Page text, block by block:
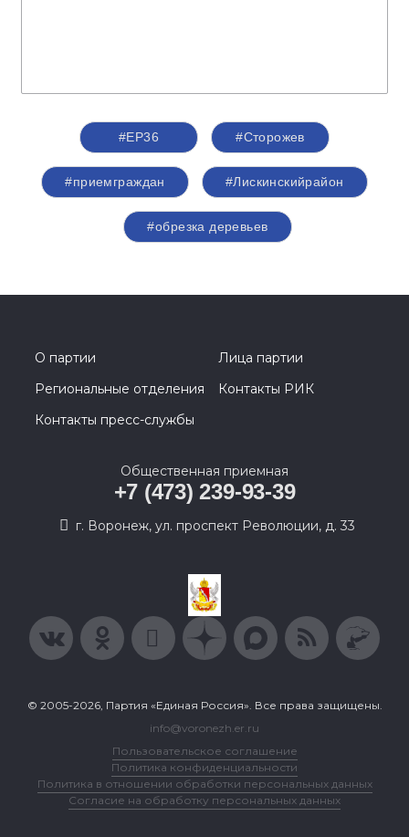
#ЕР36 #Сторожев
#приемграждан #Лискинскийрайон
#обрезка деревьев
О партии
Лица партии
Региональные отделения
Контакты РИК
Контакты пресс-службы
Общественная приемная
+7 (473) 239-93-39
г. Воронеж, ул. проспект Революции, д. 33
© 2005-2026, Партия «Единая Россия». Все права защищены.
info@voronezh.er.ru
Пользовательское соглашение
Политика конфиденциальности
Политика в отношении обработки персональных данных
Согласие на обработку персональных данных